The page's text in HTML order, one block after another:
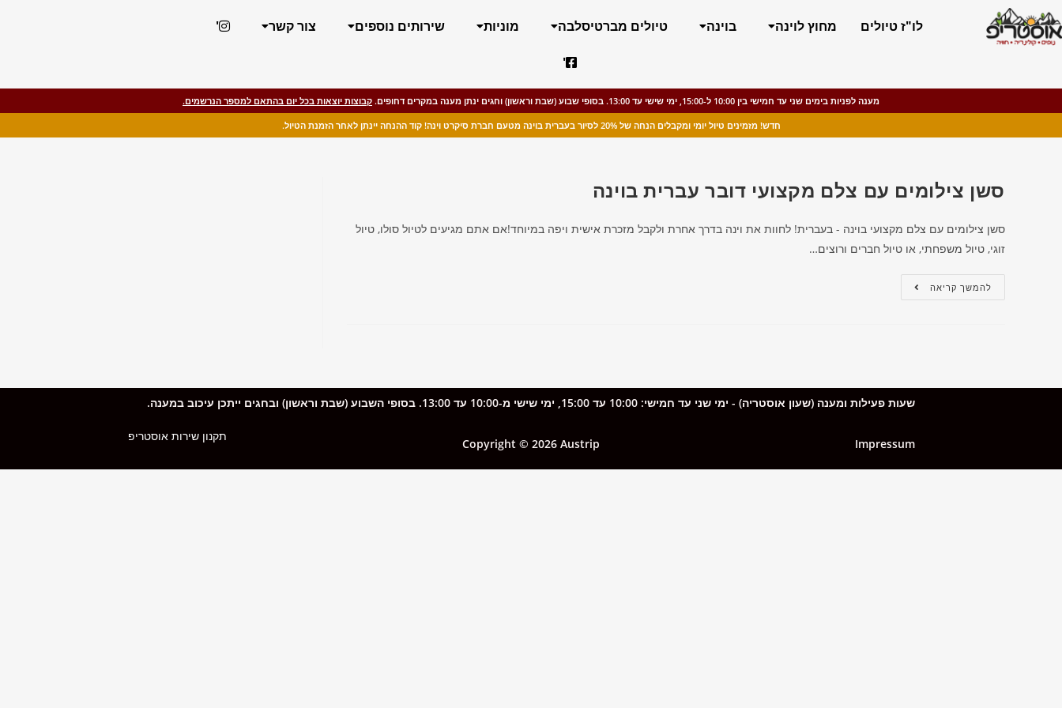
לו"ז טיולים מחוץ לוינה בוינה טיולים מברטיסלבה מוניות שירותים נוספים צור קשר '
'
מענה לפניות בימים שני עד חמישי בין 10:00 ל-15:00, ימי שישי עד 13:00. בסופי שבוע (שבת וראשון) וחגים ינתן מענה במקרים דחופים. קבוצות יוצאות בכל יום בהתאם למספר הנרשמים.
חדש! מזמינים טיול יומי ומקבלים הנחה של 20% לסיור בעברית בוינה מטעם חברת סיקרט וינה! קוד ההנחה יינתן לאחר הזמנת הטיול.
סשן צילומים עם צלם מקצועי דובר עברית בוינה
סשן צילומים עם צלם מקצועי בוינה - בעברית! לחוות את וינה בדרך אחרת ולקבל מזכרת אישית ויפה במיוחד!אם אתם מגיעים לטיול סולו, טיול
זוגי, טיול משפחתי, או טיול חברים ורוצים…
להמשך קריאה
שעות פעילות ומענה (שעון אוסטריה) - ימי שני עד חמישי: 10:00 עד 15:00, ימי שישי מ-10:00 עד 13:00. בסופי השבוע (שבת וראשון) ובחגים ייתכן עיכוב במענה.
Impressum
Copyright © 2026 Austrip תקנון שירות אוסטריפ